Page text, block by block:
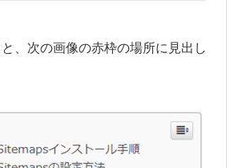
、次の画像の赤枠の場所に見出し